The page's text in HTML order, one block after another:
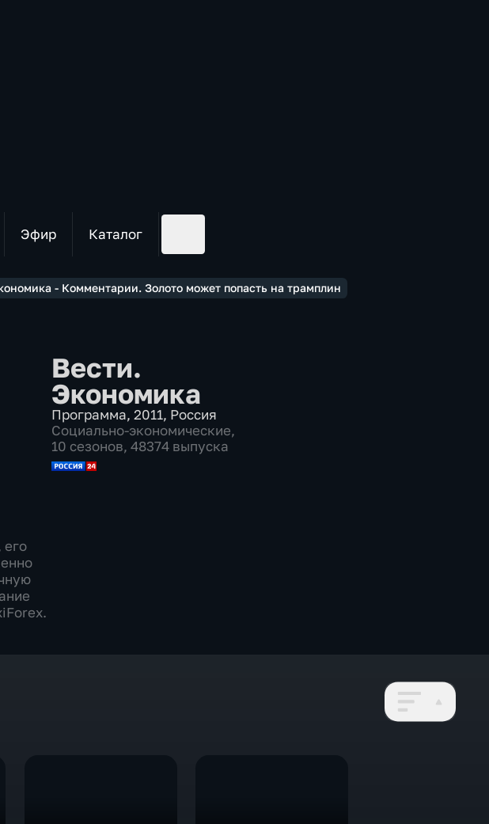
Эфир Каталог
- Комментарии. Золото может попасть на трамплин
его
Вести.
Экономика
Программа, 2011, Россия
Социально-экономические,
10 сезонов, 48374 выпуска